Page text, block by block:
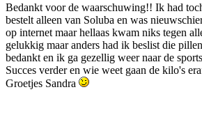
Bedankt voor de waarschuwing!! Ik had
bestelt alleen van Soluba en was
op internet maar hellaas kwam niks tegen
gelukkig maar anders had ik beslist die
bedankt en ik ga gezellig weer naar de
Succes verder en wie weet gaan de kilo's
Groetjes Sandra